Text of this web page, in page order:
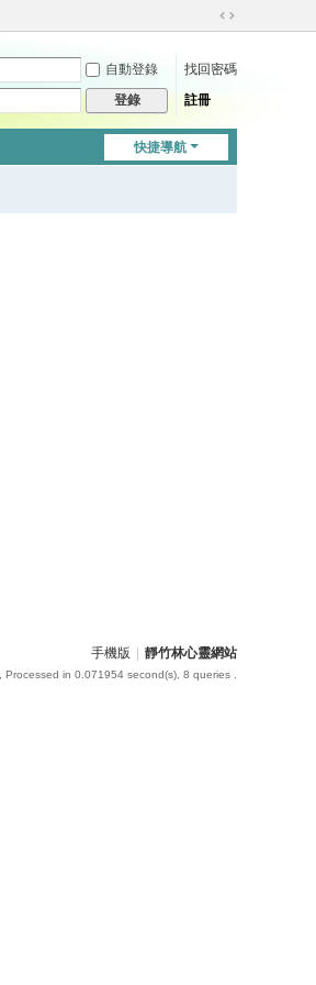
切
到
自動登錄
找回密碼
登錄 註冊
快捷導航
手機版 靜竹林心靈網站
, Processed in 0.071954 second(s), 8 queries .